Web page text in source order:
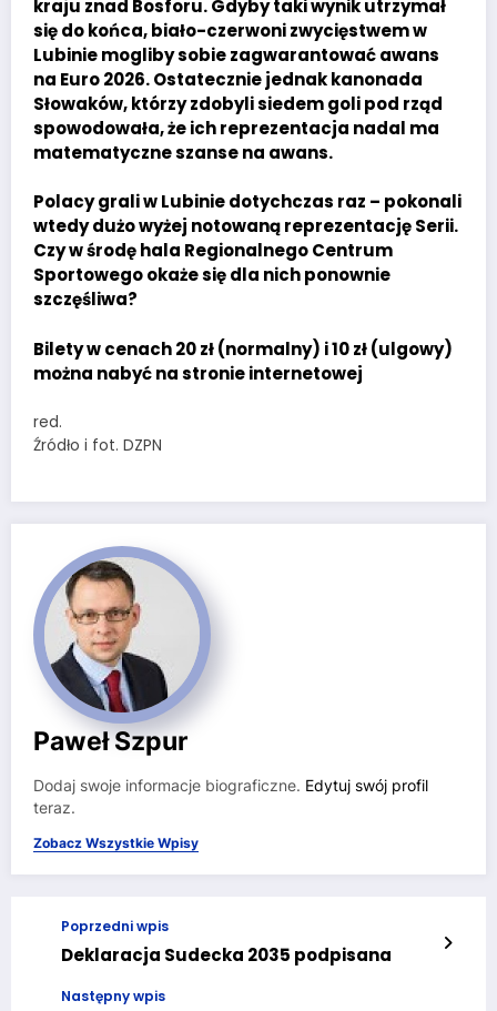
kraju znad Bosforu. Gdyby taki wynik utrzymał
się do końca, biało-czerwoni zwycięstwem w
Lubinie mogliby sobie zagwarantować awans
na Euro 2026. Ostatecznie jednak kanonada
Słowaków, którzy zdobyli siedem goli pod rząd
spowodowała, że ich reprezentacja nadal ma
matematyczne szanse na awans.
Polacy grali w Lubinie dotychczas raz – pokonali
wtedy dużo wyżej notowaną reprezentację Serii.
Czy w środę hala Regionalnego Centrum
Sportowego okaże się dla nich ponownie
szczęśliwa?
Bilety w cenach 20 zł (normalny) i 10 zł (ulgowy)
można nabyć na stronie internetowej
red.
Źródło i fot. DZPN
Paweł Szpur
Dodaj swoje informacje biograficzne. Edytuj swój profil
teraz.
Zobacz Wszystkie Wpisy
Poprzedni wpis
Deklaracja Sudecka 2035 podpisana
Następny wpis